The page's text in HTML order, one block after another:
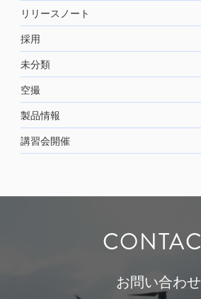
リリースノート
採用
未分類
空撮
製品情報
講習会開催
お問い合わせ